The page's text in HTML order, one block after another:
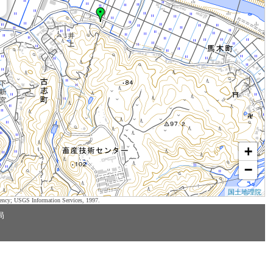
+
−
国土地理院
USGS Information Services, 1997.